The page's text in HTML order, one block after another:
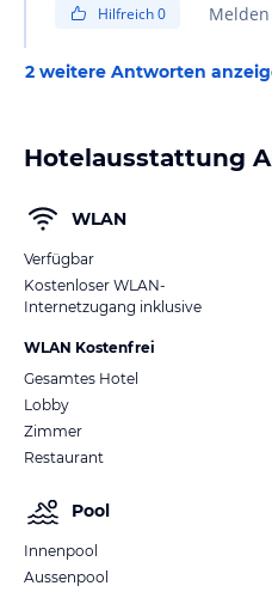
Hilfreich0 Melden
2 weitere Antworten
Hotelausstattung
WLAN
Verfügbar
Kostenloser WLAN-
Internetzugang inklusive
WLAN Kostenfrei
Gesamtes Hotel
Lobby
Zimmer
Restaurant
Pool
Innenpool
Aussenpool